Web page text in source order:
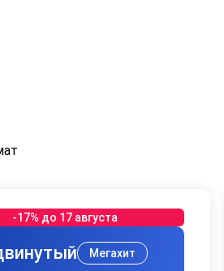
-17% до 17 августа
Мегахит